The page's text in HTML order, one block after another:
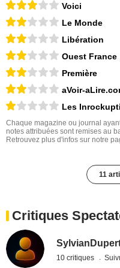
Voici
Le Monde
Libération
Ouest France
Première
aVoir-
Les
Chaque magazine ou journal
notes attribuées sont remises au
Retrouvez plus d'infos sur notre
11
Critiques
10 critiques